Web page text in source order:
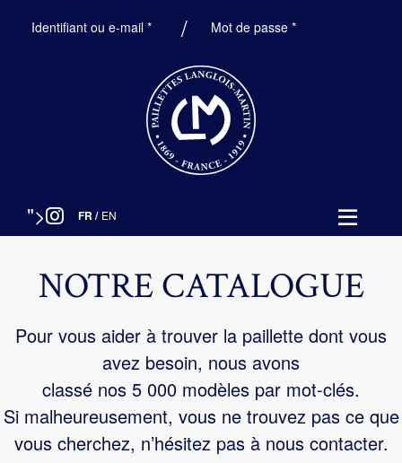
Identifiant ou e-mail *ObligatoireMot de passe*Obligatoire
"> FR / EN
NOTRE CATALOGUE
Pour vous aider à trouver la paillette dont vous
avez besoin, nous avons
classé nos 5 000 modèles par mot-clés.
Si malheureusement, vous ne trouvez pas ce que
vous cherchez, n’hésitez pas à nous contacter.